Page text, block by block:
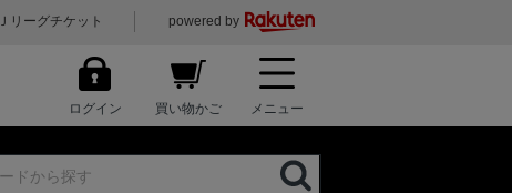
Ｊリーグチケット powered by
ログイン 買い物かご メニュー